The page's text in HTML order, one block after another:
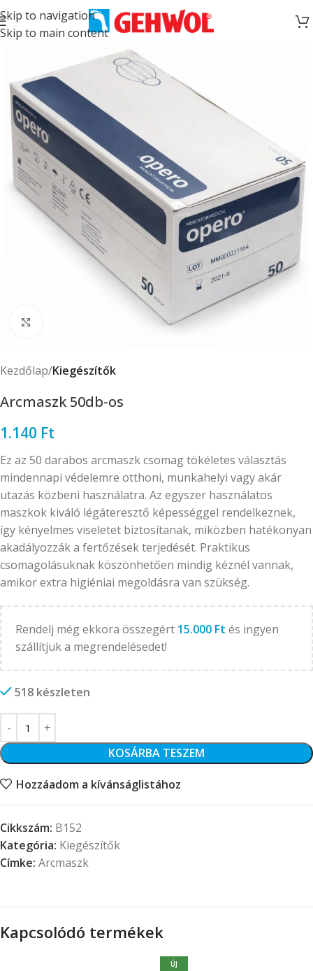
Skip to navigation
Skip to main content
Kezdőlap Kiegészítők
Arcmaszk 50db-os
1.140 Ft
Ez az 50 darabos arcmaszk csomag tökéletes választás
mindennapi védelemre otthoni, munkahelyi vagy akár
utazás közbeni használatra. Az egyszer használatos
maszkok kiváló légáteresztő képességgel rendelkeznek,
így kényelmes viseletet biztosítanak, miközben hatékonyan
akadályozzák a fertőzések terjedését. Praktikus
csomagolásuknak köszönhetően mindig kéznél vannak,
amikor extra higiéniai megoldásra van szükség.
Rendelj még ekkora összegért 15.000 Ft és ingyen
szállítjuk a megrendelésedet!
518 készleten
KOSÁRBA TESZEM
Hozzáadom a kívánságlistához
Cikkszám: B152
Kategória: Kiegészítők
Címke: Arcmaszk
Kapcsolódó termékek
ÚJ